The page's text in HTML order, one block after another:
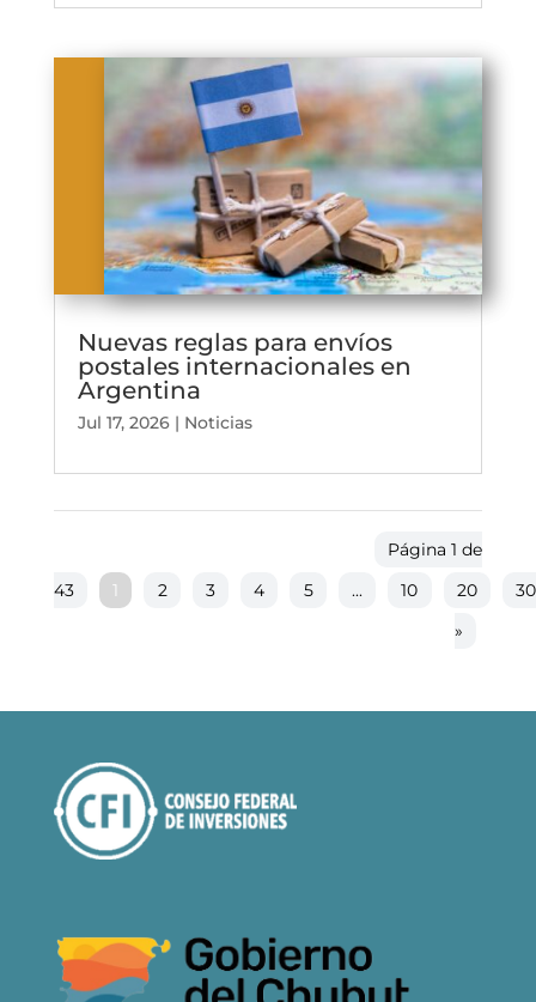
Nuevas reglas para envíos
postales internacionales en
Argentina
Jul 17, 2026| Noticias
Página 1 de
43
1 2 3 4 5 ... 10 20
30
»